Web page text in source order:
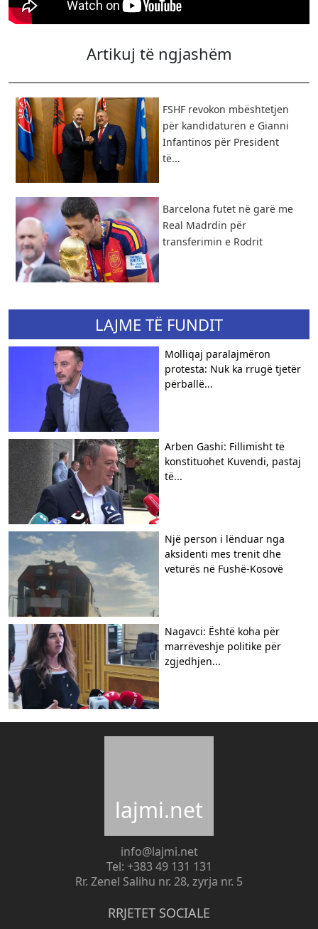
Artikuj të ngjashëm
FSHF revokon mbështetjen
për kandidaturën e Gianni
Infantinos për President
të...
Barcelona futet në garë me
Real Madrdin për
transferimin e Rodrit
LAJME TË FUNDIT
Molliqaj paralajmëron
protesta: Nuk ka rrugë tjetër
përballë...
Arben Gashi: Fillimisht të
konstituohet Kuvendi, pastaj
të...
Një person i lënduar nga
aksidenti mes trenit dhe
veturës në Fushë-Kosovë
Nagavci: Është koha për
marrëveshje politike për
zgjedhjen...
lajmi.net
info@lajmi.net
Tel: +383 49 131 131
Rr. Zenel Salihu nr. 28, zyrja nr. 5
RRJETET SOCIALE